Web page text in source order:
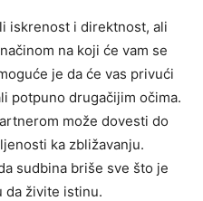
iskrenost i direktnost, ali
na koji će vam se
je da će vas privući
potpuno drugačijim očima.
može dovesti do
ka zbližavanju.
sudbina briše sve što je
da živite istinu.